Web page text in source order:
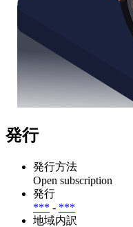
発行
発行方法
Open subscription
発行
*** - ***
地域内訳